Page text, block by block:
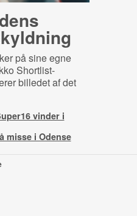
på sine egne
Shortlist-
billedet af det
vinder i
misse i Odense